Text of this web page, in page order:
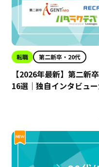
転職 第二新卒・20代
【2026年最新】第二新
16選｜独自インタビュ